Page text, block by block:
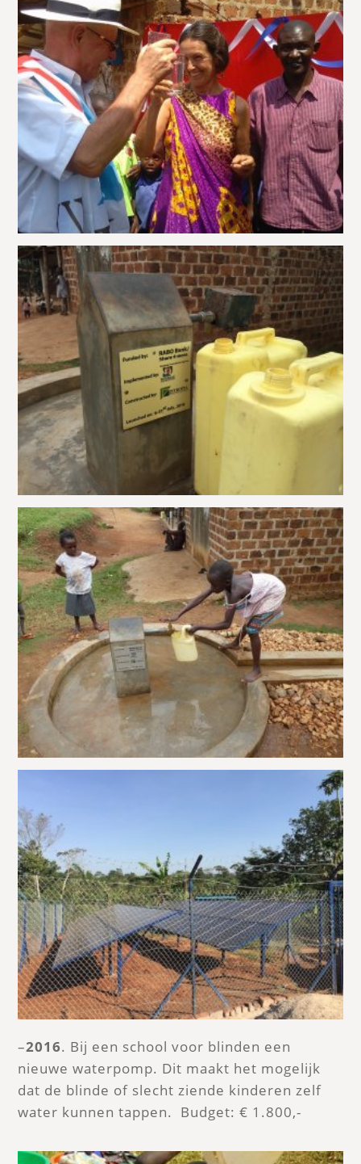
–2016. Bij een school voor blinden een
nieuwe waterpomp. Dit maakt het mogelijk
dat de blinde of slecht ziende kinderen zelf
water kunnen tappen. Budget: € 1.800,-